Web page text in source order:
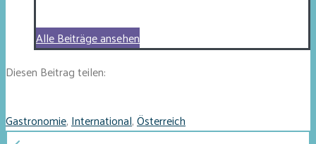
Alle Beiträge ansehen
Diesen Beitrag teilen:
Gastronomie,International,Österreich